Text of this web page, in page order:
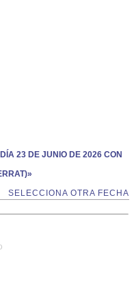
23 DE JUNIO DE 2026 CON
SELECCIONA OTRA FECHA